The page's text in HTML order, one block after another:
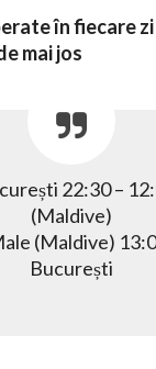
în fiecare
mai jos
22:30 –
(Maldive)
(Maldive)
București